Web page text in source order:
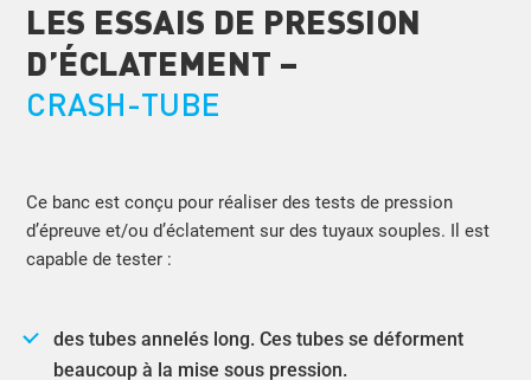
LES ESSAIS DE PRESSION
D’ÉCLATEMENT –
CRASH-TUBE
Ce banc est conçu pour réaliser des tests de pression
d’épreuve et/ou d’éclatement sur des tuyaux souples. Il est
capable de tester :
des tubes annelés long. Ces tubes se déforment
beaucoup à la mise sous pression.